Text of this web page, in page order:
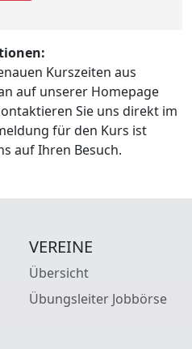
Kurszeiten aus
auf unserer Homepage
Sie uns direkt im
für den Kurs ist
auf Ihren Besuch.
VEREINE
Übersicht
Übungsleiter Jobbörse